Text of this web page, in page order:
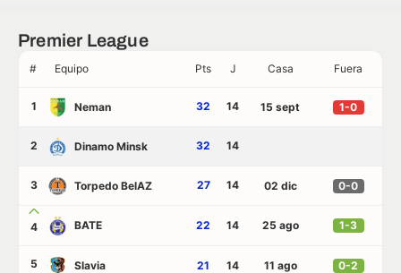
Premier League
# Equipo Pts J Casa Fuera
1 Neman 32 14 15 sept 1-0
2 Dinamo Minsk 32 14
3 Torpedo BelAZ 27 14 02 dic 0-0
4 BATE 22 14 25 ago 1-3
5 Slavia 21 14 11 ago 0-2